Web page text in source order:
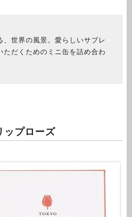
、世界の風景。愛らしいサブレ
ただくためのミニ缶を詰め合わ
ップローズ